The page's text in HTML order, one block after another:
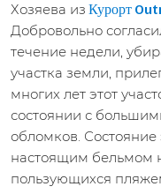
Хозяева из Курорт
Добровольно
течение недели,
участка земли,
многих лет этот
состоянии с
обломков. Состояние
настоящим бельмом
пользующихся